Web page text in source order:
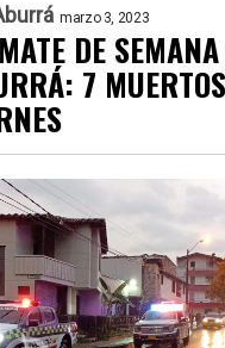
marzo 3, 2023
DE
7